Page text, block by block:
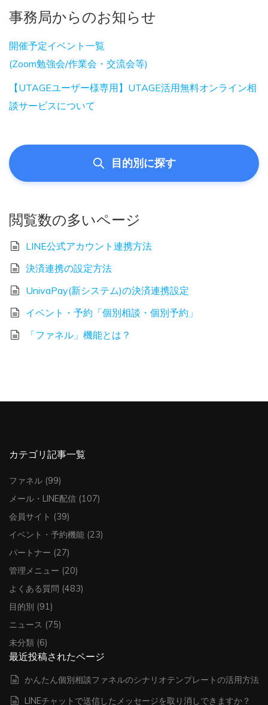
事務局からのお知らせ
開催予定イベント一覧
(Zoom勉強会/作業会・交流会等)
【UTAGEユーザー様専用】UTAGE活用無料オンライン相
談サービスについて
目的別に探す
閲覧数の多いページ
LINE公式アカウント連携方法
決済連携の設定方法
UnivaPay(新システム)の決済連携設定
イベント・予約「個別相談・個別予約」
「ファネル」機能とは？
カテゴリ記事一覧
ファネル (99)
メール・LINE配信 (107)
会員サイト (39)
イベント・予約機能 (23)
パートナー (27)
管理メニュー (20)
よくある質問 (483)
目的別 (91)
ニュース (75)
未分類 (6)
最近投稿されたページ
かんたん個別相談ファネルのシナリオテンプレートの活用方法
LINEチャットで送信したメッセージを取り消しできますか？